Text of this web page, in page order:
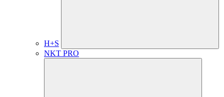
H+S
NKT PRO